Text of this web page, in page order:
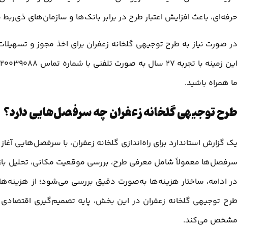
حرفه‌ای، باعث افزایش اعتبار طرح در برابر بانک‌ها و سازمان‌های
در صورت نیاز به طرح توجیهی گلخانه زعفران برای اخذ مجوز و
ما همراه باشید.
طرح توجیهی گلخانه زعفران چه سرفصل‌هایی دارد؟
یک گزارش استاندارد برای راه‌اندازی گلخانه زعفران، با سرفصل‌هایی
سرفصل‌ها معمولاً شامل معرفی طرح، بررسی موقعیت مکانی، تحلیل
در ادامه، ساختار هزینه‌ها به‌صورت دقیق بررسی می‌شود؛ از
طرح توجیهی گلخانه زعفران در این بخش، پایه تصمیم‌گیری
مشخص می‌کند.